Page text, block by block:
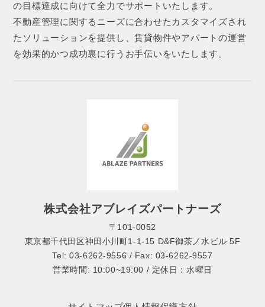
の目標達成に向けて全力でサポートいたします。
不動産管理に関するニーズに合わせたカスタマイズされ
たソリューションを提供し、賃貸物件やアパートの運営
を効果的かつ成功裏に行うお手伝いをいたします。
株式会社アブレイズパートナーズ
〒101-0052
東京都千代田区神田小川町1-1-15 D&F御茶ノ水ビル 5F
Tel: 03-6262-9556 / Fax: 03-6262-9557
営業時間: 10:00~19:00 / 定休日：水曜日